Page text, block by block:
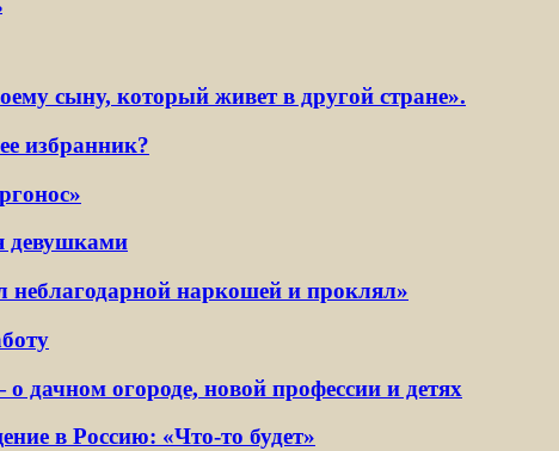
сыну, который живет в другой стране».
избранник?
девушками
неблагодарной наркошей и проклял»
огороде, новой профессии и детях
в Россию: «Что-то будет»